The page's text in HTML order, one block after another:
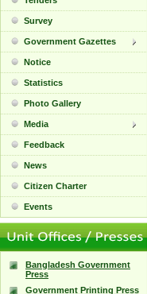
Survey
Government Gazettes
Notice
Statistics
Photo Gallery
Media
Feedback
News
Citizen Charter
Events
Bangladesh Government
Press
Government Printing Press